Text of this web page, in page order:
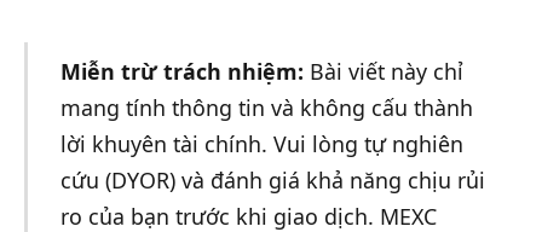
Miễn trừ trách nhiệm: Bài viết này chỉ
mang tính thông tin và không cấu thành
lời khuyên tài chính. Vui lòng tự nghiên
cứu (DYOR) và đánh giá khả năng chịu rủi
ro của bạn trước khi giao dịch. MEXC